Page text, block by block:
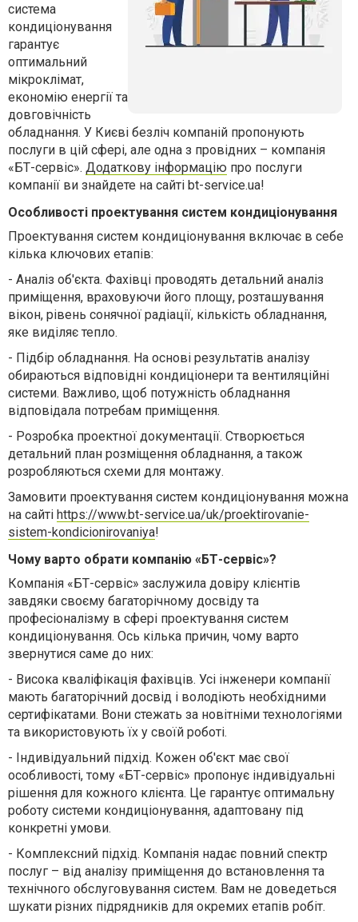
система
кондиціонування
гарантує
оптимальний
мікроклімат,
економію енергії та
довговічність
обладнання. У Києві безліч компаній пропонують
послуги в цій сфері, але одна з провідних – компанія
«БТ-сервіс». Додаткову інформацію про послуги
компанії ви знайдете на сайті bt-service.ua!
Особливості проектування систем кондиціонування
Проектування систем кондиціонування включає в себе
кілька ключових етапів:
- Аналіз об'єкта. Фахівці проводять детальний аналіз
приміщення, враховуючи його площу, розташування
вікон, рівень сонячної радіації, кількість обладнання,
яке виділяє тепло.
- Підбір обладнання. На основі результатів аналізу
обираються відповідні кондиціонери та вентиляційні
системи. Важливо, щоб потужність обладнання
відповідала потребам приміщення.
- Розробка проектної документації. Створюється
детальний план розміщення обладнання, а також
розробляються схеми для монтажу.
Замовити проектування систем кондиціонування можна
на сайті https://www.bt-service.ua/uk/proektirovanie-
sistem-kondicionirovaniya!
Чому варто обрати компанію «БТ-сервіс»?
Компанія «БТ-сервіс» заслужила довіру клієнтів
завдяки своєму багаторічному досвіду та
професіоналізму в сфері проектування систем
кондиціонування. Ось кілька причин, чому варто
звернутися саме до них:
- Висока кваліфікація фахівців. Усі інженери компанії
мають багаторічний досвід і володіють необхідними
сертифікатами. Вони стежать за новітніми технологіями
та використовують їх у своїй роботі.
- Індивідуальний підхід. Кожен об'єкт має свої
особливості, тому «БТ-сервіс» пропонує індивідуальні
рішення для кожного клієнта. Це гарантує оптимальну
роботу системи кондиціонування, адаптовану під
конкретні умови.
- Комплексний підхід. Компанія надає повний спектр
послуг – від аналізу приміщення до встановлення та
технічного обслуговування систем. Вам не доведеться
шукати різних підрядників для окремих етапів робіт.